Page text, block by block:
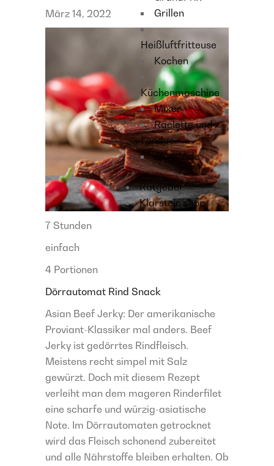
Grillen
Heißluftfritteuse
Kochen
Küchenmaschine
Mixer
Raclette und
Fondue
Sous Vide
Ratgeber
Klarstein shop
März 14, 2022
7 Stunden
einfach
4 Portionen
Dörrautomat Rind Snack
Asian Beef Jerky: Der amerikanische
Proviant-Klassiker mal anders. Beef
Jerky ist gedörrtes Rindfleisch.
Meistens recht simpel mit Salz
gewürzt. Doch mit diesem Rezept
verleiht man dem mageren Rinderfilet
eine scharfe und würzig-asiatische
Note. Im Dörrautomaten getrocknet
wird das Fleisch schonend zubereitet
und alle Nährstoffe bleiben erhalten. Ob